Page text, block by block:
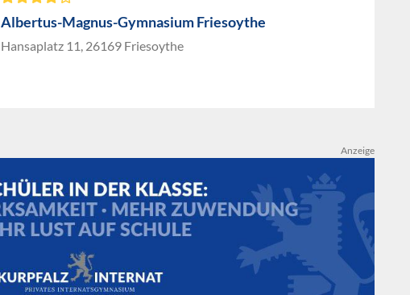
Albertus-Magnus-Gymnasium Friesoythe
Hansaplatz 11, 26169 Friesoythe
Anzeige